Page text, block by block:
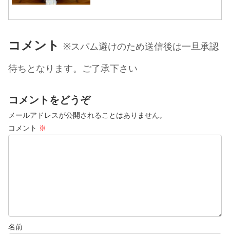
コメント ※スパム避けのため送信後は一旦承認
待ちとなります。ご了承下さい
コメントをどうぞ
メールアドレスが公開されることはありません。
コメント ※
名前